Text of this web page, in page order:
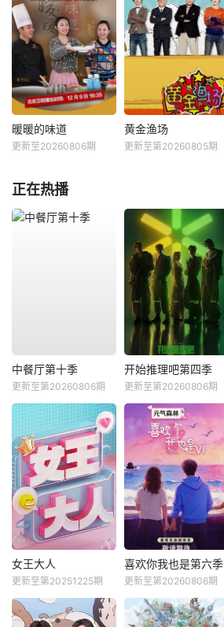
暖暖的味道
更新至20260806期
黄金渔场
更新至第20260805期
正在热播
中餐厅第十季
更新至第20260806期
开始推理吧第四季
更新至第20260806期
女王大人
更新至第20251225期
喜欢你我也是第六季
更新至第20260806期